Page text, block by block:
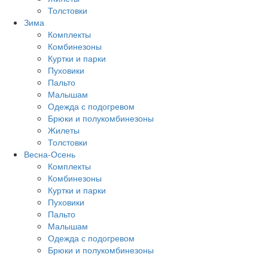
Толстовки
Зима
Комплекты
Комбинезоны
Куртки и парки
Пуховики
Пальто
Малышам
Одежда с подогревом
Брюки и полукомбинезоны
Жилеты
Толстовки
Весна-Осень
Комплекты
Комбинезоны
Куртки и парки
Пуховики
Пальто
Малышам
Одежда с подогревом
Брюки и полукомбинезоны